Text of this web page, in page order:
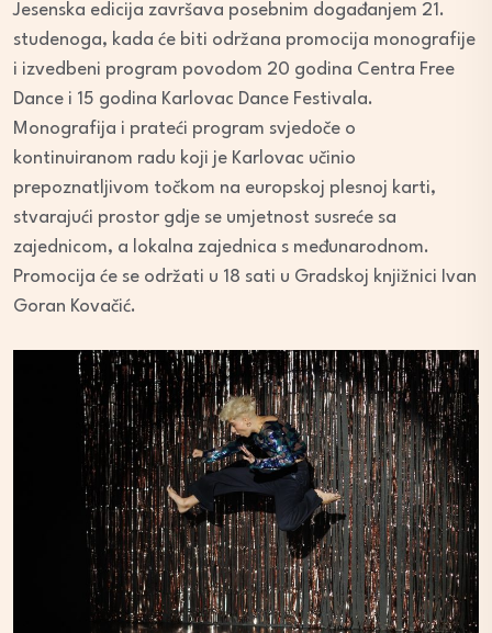
Jesenska edicija završava posebnim događanjem 21.
studenoga, kada će biti održana promocija monografije
i izvedbeni program povodom 20 godina Centra Free
Dance i 15 godina Karlovac Dance Festivala.
Monografija i prateći program svjedoče o
kontinuiranom radu koji je Karlovac učinio
prepoznatljivom točkom na europskoj plesnoj karti,
stvarajući prostor gdje se umjetnost susreće sa
zajednicom, a lokalna zajednica s međunarodnom.
Promocija će se održati u 18 sati u Gradskoj knjižnici Ivan
Goran Kovačić.